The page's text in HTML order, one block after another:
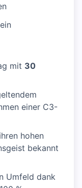
mit 30
einer C3-
hohen
bekannt
Umfeld dank